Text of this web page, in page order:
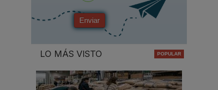
Enviar
LO MÁS VISTO